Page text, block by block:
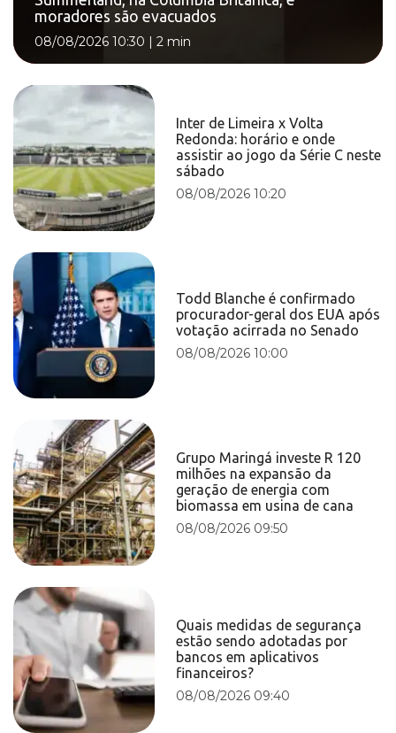
moradores são evacuados
08/08/2026 10:30 | 2 min
Inter de Limeira x Volta
Redonda: horário e onde
assistir ao jogo da Série C neste
sábado
08/08/2026 10:20
Todd Blanche é confirmado
procurador-geral dos EUA após
votação acirrada no Senado
08/08/2026 10:00
Grupo Maringá investe R 120
milhões na expansão da
geração de energia com
biomassa em usina de cana
08/08/2026 09:50
Quais medidas de segurança
estão sendo adotadas por
bancos em aplicativos
financeiros?
08/08/2026 09:40